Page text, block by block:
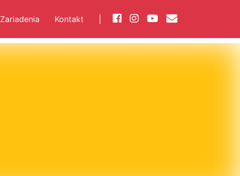
Zariadenia Kontakt